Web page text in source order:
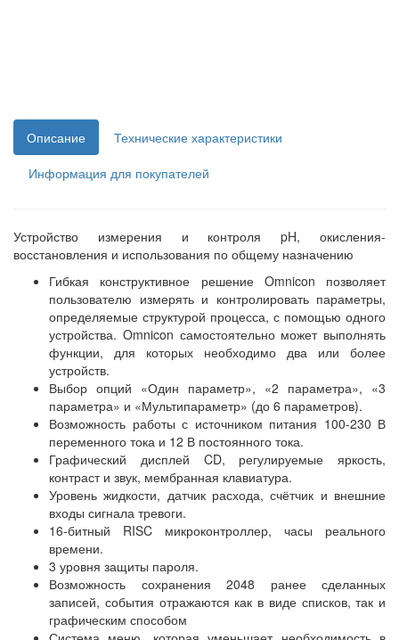
Описание
Технические характеристики
Информация для покупателей
Устройство измерения и контроля pH, окисления-
восстановления и использования по общему назначению
Гибкая конструктивное решение Omnicon позволяет
пользователю измерять и контролировать параметры,
определяемые структурой процесса, с помощью одного
устройства. Omnicon самостоятельно может выполнять
функции, для которых необходимо два или более
устройств.
Выбор опций «Один параметр», «2 параметра», «3
параметра» и «Мультипараметр» (до 6 параметров).
Возможность работы с источником питания 100-230 В
переменного тока и 12 В постоянного тока.
Графический дисплей CD, регулируемые яркость,
контраст и звук, мембранная клавиатура.
Уровень жидкости, датчик расхода, счётчик и внешние
входы сигнала тревоги.
16-битный RISC микроконтроллер, часы реального
времени.
3 уровня защиты пароля.
Возможность сохранения 2048 ранее сделанных
записей, события отражаются как в виде списков, так и
графическим способом